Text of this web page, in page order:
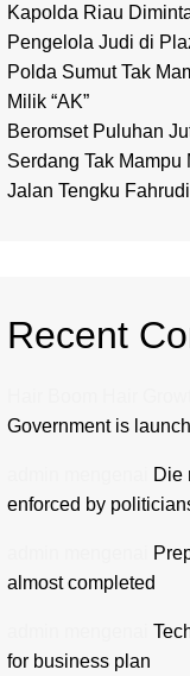
Kapolda Riau
Pengelola Judi di
Polda Sumut Tak
Milik “AK”
Beromset Puluhan
Serdang Tak
Jalan Tengku
Recent
Government is
Die
enforced by
almost completed
for business plan